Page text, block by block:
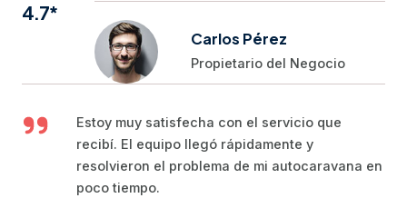
4.7*
Carlos Pérez
Propietario del Negocio
Estoy muy satisfecha con el servicio que
recibí. El equipo llegó rápidamente y
resolvieron el problema de mi autocaravana en
poco tiempo.